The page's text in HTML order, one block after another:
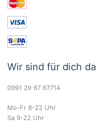
Wir sind für dich da
0991 29 67 67714
Mo-Fr 8-22 Uhr
Sa 9-22 Uhr